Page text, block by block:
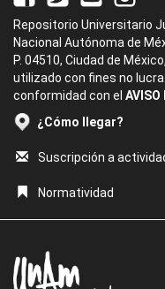
Repositorio Universitario
Nacional Autónoma de
P. 04510, Ciudad de
utilizado con fines no
conformidad con el AVISO
¿Cómo llegar?
Suscripción a
Normatividad